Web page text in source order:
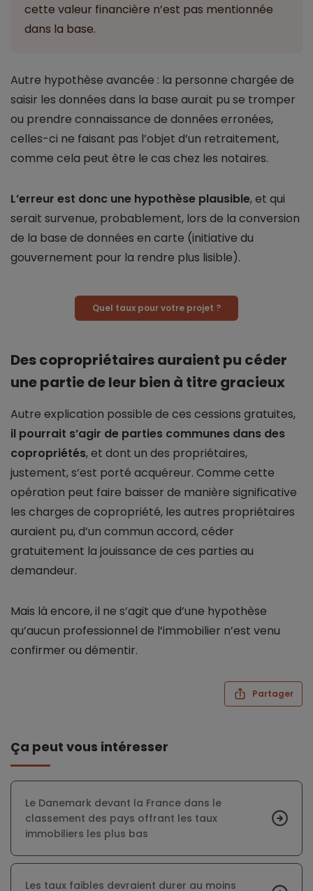
cette valeur financière n’est pas mentionnée
dans la base.
Autre hypothèse avancée : la personne chargée de
saisir les données dans la base aurait pu se tromper
ou prendre connaissance de données erronées,
celles-ci ne faisant pas l’objet d’un retraitement,
comme cela peut être le cas chez les notaires.
L’erreur est donc une hypothèse plausible, et qui
serait survenue, probablement, lors de la conversion
de la base de données en carte (initiative du
gouvernement pour la rendre plus lisible).
Quel taux pour votre projet ?
Des copropriétaires auraient pu céder
une partie de leur bien à titre gracieux
Autre explication possible de ces cessions gratuites,
il pourrait s’agir de parties communes dans des
copropriétés, et dont un des propriétaires,
justement, s’est porté acquéreur. Comme cette
opération peut faire baisser de manière significative
les charges de copropriété, les autres propriétaires
auraient pu, d’un commun accord, céder
gratuitement la jouissance de ces parties au
demandeur.
Mais là encore, il ne s’agit que d’une hypothèse
qu’aucun professionnel de l’immobilier n’est venu
confirmer ou démentir.
Partager
Ça peut vous intéresser
Le Danemark devant la France dans le
classement des pays offrant les taux
immobiliers les plus bas
Les taux faibles devraient durer au moins